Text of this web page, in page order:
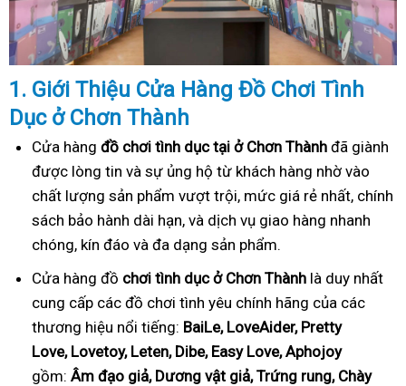
1. Giới Thiệu Cửa Hàng Đồ Chơi Tình
Dục ở Chơn Thành
Cửa hàng đồ chơi tình dục tại ở Chơn Thành đã giành
được lòng tin và sự ủng hộ từ khách hàng nhờ vào
chất lượng sản phẩm vượt trội, mức giá rẻ nhất, chính
sách bảo hành dài hạn, và dịch vụ giao hàng nhanh
chóng, kín đáo và đa dạng sản phẩm.
Cửa hàng đồ chơi tình dục ở Chơn Thành là duy nhất
cung cấp các đồ chơi tình yêu chính hãng của các
thương hiệu nổi tiếng: BaiLe, LoveAider, Pretty
Love, Lovetoy, Leten, Dibe, Easy Love, Aphojoy
gồm: Âm đạo giả, Dương vật giả, Trứng rung, Chày